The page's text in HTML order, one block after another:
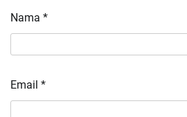
Nama *
Email *